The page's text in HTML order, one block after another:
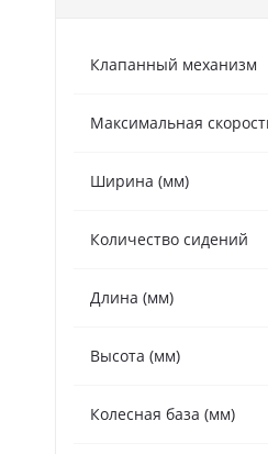
Клапанный механизм
Максимальная
Ширина (мм)
Количество сидений
Длина (мм)
Высота (мм)
Колесная база (мм)